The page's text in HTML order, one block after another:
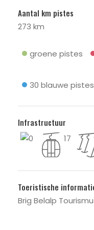
Aantal km pistes
273 km
groene pistes
30 blauwe pistes
Infrastructuur
0 17
Toeristische
Brig Belalp